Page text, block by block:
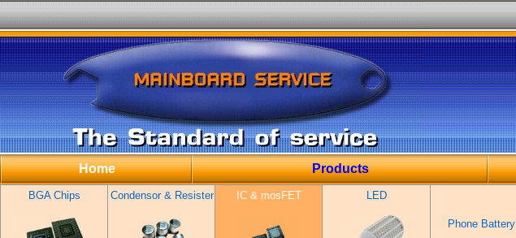
Home Products
BGA Chips Condensor & Resister IC & mosFET LED
Phone Battery